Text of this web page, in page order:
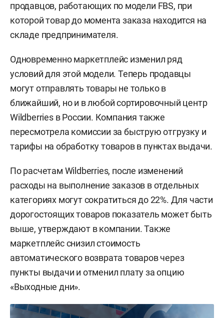
продавцов, работающих по модели FBS, при
которой товар до момента заказа находится на
складе предпринимателя.
Одновременно маркетплейс изменил ряд
условий для этой модели. Теперь продавцы
могут отправлять товары не только в
ближайший, но и в любой сортировочный центр
Wildberries в России. Компания также
пересмотрела комиссии за быструю отгрузку и
тарифы на обработку товаров в пунктах выдачи.
По расчетам Wildberries, после изменений
расходы на выполнение заказов в отдельных
категориях могут сократиться до 22%. Для части
дорогостоящих товаров показатель может быть
выше, утверждают в компании. Также
маркетплейс снизил стоимость
автоматического возврата товаров через
пункты выдачи и отменил плату за опцию
«Выходные дни».